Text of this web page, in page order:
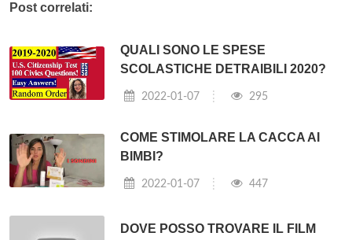
Post correlati:
QUALI SONO LE SPESE
SCOLASTICHE DETRAIBILI 2020?
2022-01-07 295
COME STIMOLARE LA CACCA AI
BIMBI?
2022-01-07 447
DOVE POSSO TROVARE IL FILM